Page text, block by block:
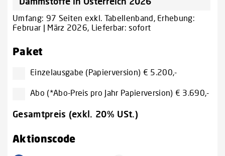
Umfang: 97 Seiten exkl. Tabellenband, Erhebung:
Februar | März 2026, Lieferbar: sofort
Paket
Einzelausgabe (Papierversion) € 5.200,-
Abo (*Abo-Preis pro Jahr Papierversion) € 3.690,-
Gesamtpreis (exkl. 20% USt.)
Aktionscode